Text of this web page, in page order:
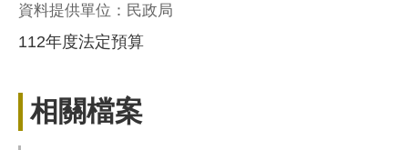
資料提供單位：民政局
112年度法定預算
相關檔案